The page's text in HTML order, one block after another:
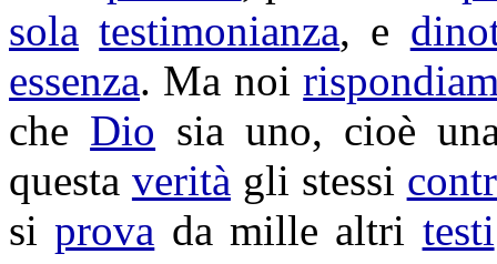
sola testimonianza, e
essenza. Ma noi
che Dio sia uno, cioè
questa verità gli stessi
siprova da mille altri testi